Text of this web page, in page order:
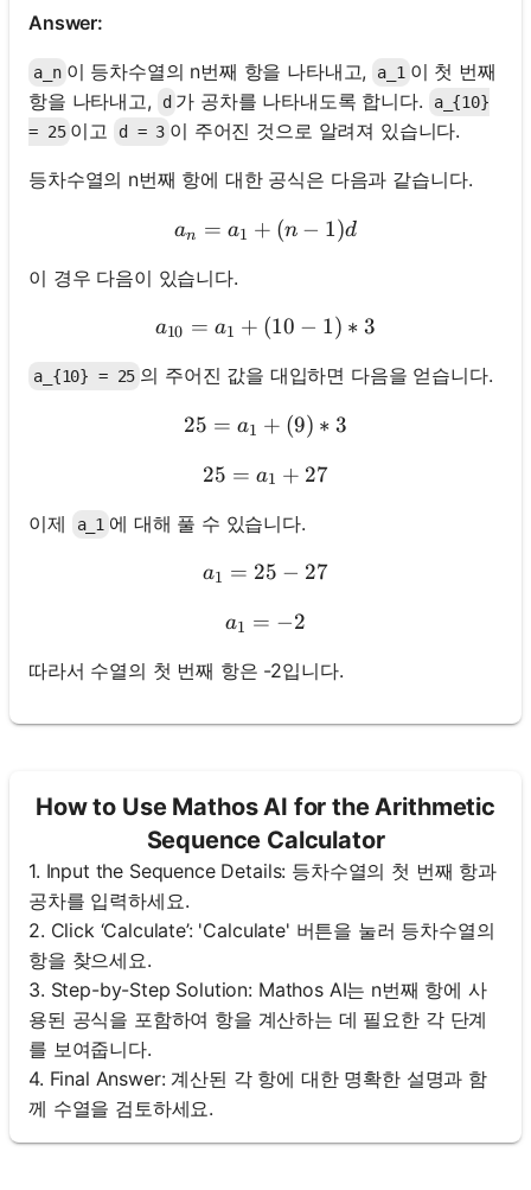
문
없
습
니
질
Answer:
a_n 이 등차수열의 n번째 항을 나타내고, a_1 이 첫 번째
항을 나타내고,
d 가 공차를 나타내도록 합니다.
a_{10}
= 25 이고 d = 3 이 주어진 것으로 알려져 있습니다.
등차수열의 n번째 항에 대한 공식은 다음과 같습니다.
a_n = a_1 + (n - 1)d
an = a1 + (n − 1)d
이 경우 다음이 있습니다.
a_{10} = a_1 + (10 - 1) *
a10 = a1 + (10 − 1) ∗ 3
a_{10} = 25 의 주어진 값을 대입하면 다음을 얻습니다.
25 = a_1 + (9) * 3
25 = a1 + (9) ∗ 3
25 = a_1 + 27
25 = a1 + 27
이제 a_1 에 대해 풀 수 있습니다.
a_1 = 25 - 27
a1 = 25 − 27
a_1 = -2
a1 = −2
따라서 수열의 첫 번째 항은 -2입니다.
How to Use Mathos AI for the Arithmetic
Sequence Calculator
1. Input the Sequence Details: 등차수열의 첫 번째 항과
공차를 입력하세요.
2. Click ‘Calculate’: 'Calculate' 버튼을 눌러 등차수열의
항을 찾으세요.
3. Step-by-Step Solution: Mathos AI는 n번째 항에 사
용된 공식을 포함하여 항을 계산하는 데 필요한 각 단계
를 보여줍니다.
4. Final Answer: 계산된 각 항에 대한 명확한 설명과 함
께 수열을 검토하세요.